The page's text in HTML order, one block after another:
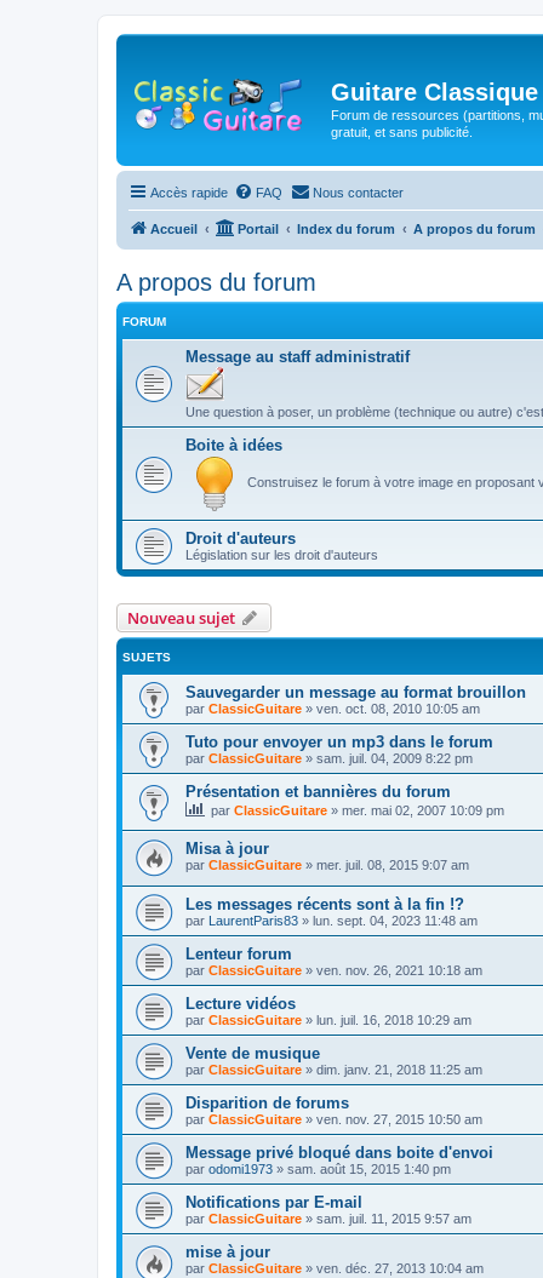
Guitare Classique
Forum de ressources (partitions,
gratuit, et sans publicité.
Accès rapide FAQ Nous contacter
Accueil Portail Index du forum A propos du forum
A propos du forum
FORUM
Message au staff administratif
Une question à poser, un problème (technique ou autre)
Boite à idées
Construisez le forum à votre image en proposant
Droit d'auteurs
Législation sur les droit d'auteurs
Nouveau sujet
SUJETS
Sauvegarder un message au format brouillon
par ClassicGuitare » ven. oct. 08, 2010 10:05 am
Tuto pour envoyer un mp3 dans le forum
par ClassicGuitare » sam. juil. 04, 2009 8:22 pm
Présentation et bannières du forum
par ClassicGuitare » mer. mai 02, 2007 10:09 pm
Misa à jour
par ClassicGuitare » mer. juil. 08, 2015 9:07 am
Les messages récents sont à la fin !?
par LaurentParis83 » lun. sept. 04, 2023 11:48 am
Lenteur forum
par ClassicGuitare » ven. nov. 26, 2021 10:18 am
Lecture vidéos
par ClassicGuitare » lun. juil. 16, 2018 10:29 am
Vente de musique
par ClassicGuitare » dim. janv. 21, 2018 11:25 am
Disparition de forums
par ClassicGuitare » ven. nov. 27, 2015 10:50 am
Message privé bloqué dans boite d'envoi
par odomi1973 » sam. août 15, 2015 1:40 pm
Notifications par E-mail
par ClassicGuitare » sam. juil. 11, 2015 9:57 am
mise à jour
par ClassicGuitare » ven. déc. 27, 2013 10:04 am